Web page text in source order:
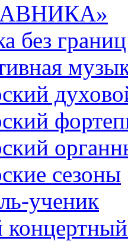
без границ
сезоны
ученик